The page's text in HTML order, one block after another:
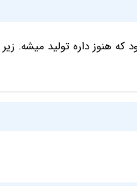
که هنوز داره تولید میشه.